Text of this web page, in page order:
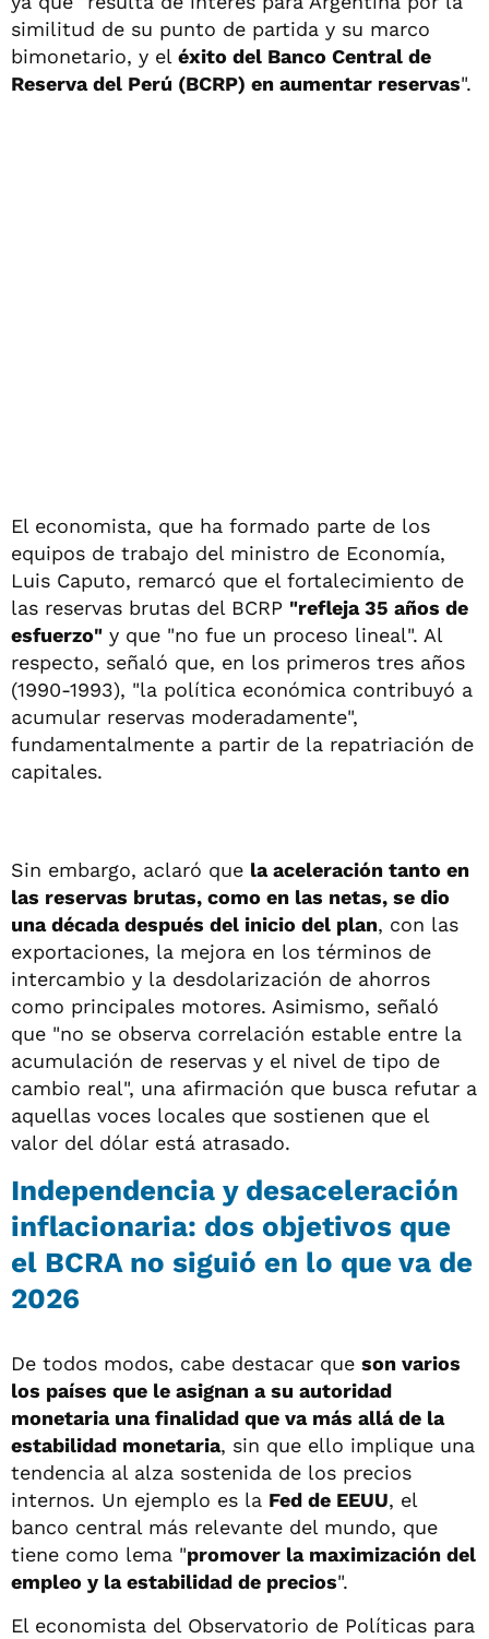
similitud de su punto de partida y su marco
bimonetario, y el éxito del Banco Central de
Reserva del Perú (BCRP) en aumentar reservas".
El economista, que ha formado parte de los
equipos de trabajo del ministro de Economía,
Luis Caputo, remarcó que el fortalecimiento de
las reservas brutas del BCRP "refleja 35 años de
esfuerzo" y que "no fue un proceso lineal". Al
respecto, señaló que, en los primeros tres años
(1990-1993), "la política económica contribuyó a
acumular reservas moderadamente",
fundamentalmente a partir de la repatriación de
capitales.
Sin embargo, aclaró que la aceleración tanto en
las reservas brutas, como en las netas, se dio
una década después del inicio del plan, con las
exportaciones, la mejora en los términos de
intercambio y la desdolarización de ahorros
como principales motores. Asimismo, señaló
que "no se observa correlación estable entre la
acumulación de reservas y el nivel de tipo de
cambio real", una afirmación que busca refutar a
aquellas voces locales que sostienen que el
valor del dólar está atrasado.
Independencia y desaceleración
inflacionaria: dos objetivos que
el BCRA no siguió en lo que va de
2026
De todos modos, cabe destacar que son varios
los países que le asignan a su autoridad
monetaria una finalidad que va más allá de la
estabilidad monetaria, sin que ello implique una
tendencia al alza sostenida de los precios
internos. Un ejemplo es la Fed de EEUU, el
banco central más relevante del mundo, que
tiene como lema "promover la maximización del
empleo y la estabilidad de precios".
El economista del Observatorio de Políticas para